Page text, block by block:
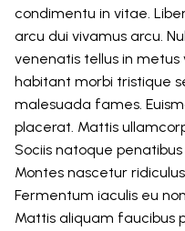
condimentu in vitae.
arcu dui vivamus arcu.
venenatis tellus in
habitant morbi tristique
malesuada fames.
placerat. Mattis
Sociis natoque
Montes nascetur
Fermentum iaculis eu
Mattis aliquam faucibus